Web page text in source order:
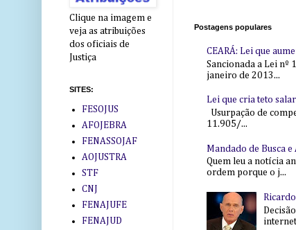
Postagens populares
CEARÁ: Lei que
Sancionada a Lei
janeiro de 2013...
Lei que cria teto
Usurpação de
11.905/...
Mandado de Busca
Quem leu a notícia
ordem porque o j...
Clique na imagem e
veja as atribuições
dos oficiais de
Justiça
SITES:
FESOJUS
AFOJEBRA
FENASSOJAF
AOJUSTRA
STF
CNJ
FENAJUFE
FENAJUD